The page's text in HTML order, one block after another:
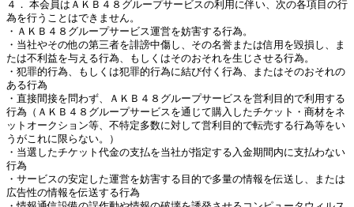
４． 本会員はＡＫＢ４８グループサービスの利用に伴い、次の各項目の行
為を行うことはできません。
・ＡＫＢ４８グループサービス運営を妨害する行為。
・当社やその他の第三者を誹謗中傷し、その名誉または信用を毀損し、ま
たは不利益を与える行為、もしくはそのおそれを生じさせる行為。
・犯罪的行為、もしくは犯罪的行為に結び付く行為、またはそのおそれの
ある行為
・直接間接を問わず、ＡＫＢ４８グループサービスを営利目的で利用する
行為（ＡＫＢ４８グループサービスを通じて購入したチケット・商材をネ
ットオークション等、不特定多数に対して営利目的で転売する行為等をい
うがこれに限らない。）
・当選したチケット代金の支払を当社が指定する入金期間内に支払わない
行為
・サービスの安定した運営を妨害する目的で多量の情報を伝送し、または
広告性の情報を伝送する行為